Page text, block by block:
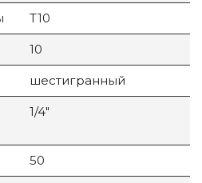
T10
10
шестигранный
1/4"
50